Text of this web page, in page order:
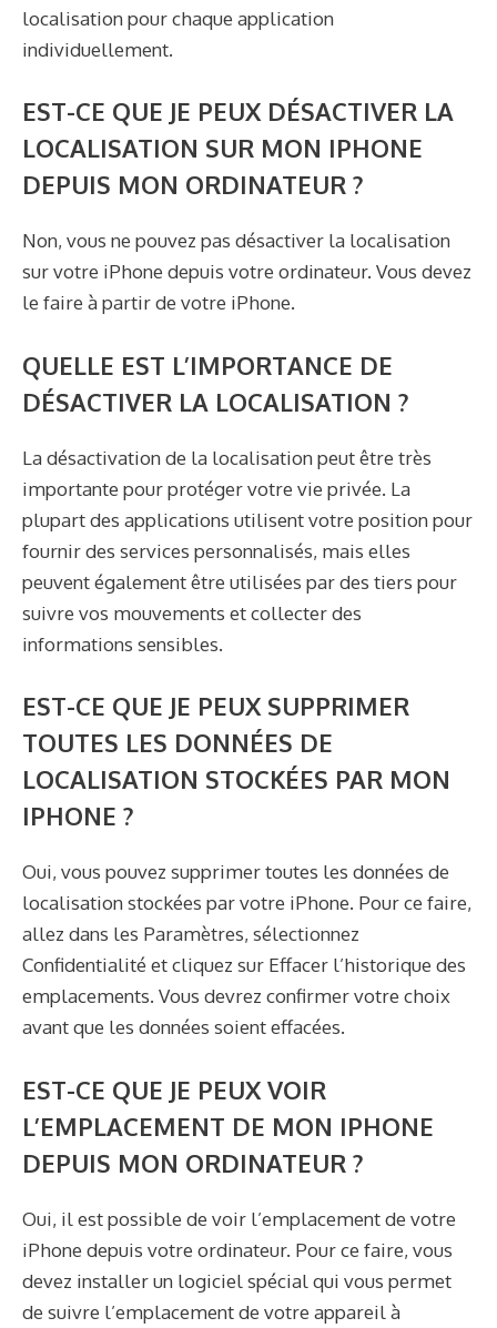
localisation pour chaque application
individuellement.
EST-CE QUE JE PEUX DÉSACTIVER LA
LOCALISATION SUR MON IPHONE
DEPUIS MON ORDINATEUR ?
Non, vous ne pouvez pas désactiver la localisation
sur votre iPhone depuis votre ordinateur. Vous devez
le faire à partir de votre iPhone.
QUELLE EST L’IMPORTANCE DE
DÉSACTIVER LA LOCALISATION ?
La désactivation de la localisation peut être très
importante pour protéger votre vie privée. La
plupart des applications utilisent votre position pour
fournir des services personnalisés, mais elles
peuvent également être utilisées par des tiers pour
suivre vos mouvements et collecter des
informations sensibles.
EST-CE QUE JE PEUX SUPPRIMER
TOUTES LES DONNÉES DE
LOCALISATION STOCKÉES PAR MON
IPHONE ?
Oui, vous pouvez supprimer toutes les données de
localisation stockées par votre iPhone. Pour ce faire,
allez dans les Paramètres, sélectionnez
Confidentialité et cliquez sur Effacer l’historique des
emplacements. Vous devrez confirmer votre choix
avant que les données soient effacées.
EST-CE QUE JE PEUX VOIR
L’EMPLACEMENT DE MON IPHONE
DEPUIS MON ORDINATEUR ?
Oui, il est possible de voir l’emplacement de votre
iPhone depuis votre ordinateur. Pour ce faire, vous
devez installer un logiciel spécial qui vous permet
de suivre l’emplacement de votre appareil à